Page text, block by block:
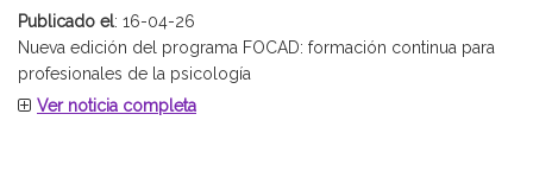
Publicado el: 16-04-26
Nueva edición del programa FOCAD: formación continua para
profesionales de la psicología
Ver noticia completa